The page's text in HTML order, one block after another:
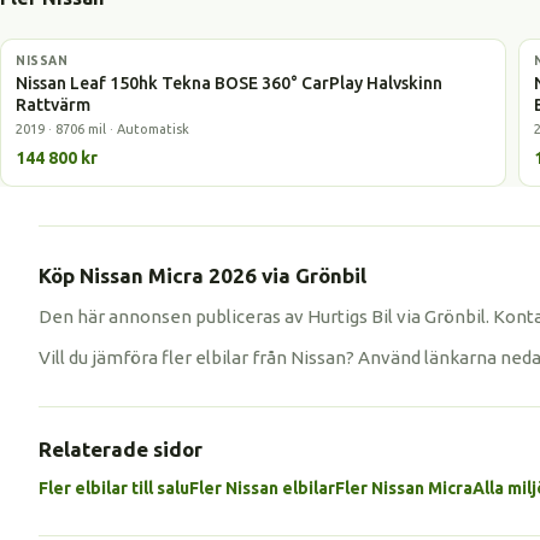
Elbil
NISSAN
Nissan Leaf 150hk Tekna BOSE 360° CarPlay Halvskinn
Rattvärm
2019 · 8706 mil · Automatisk
144 800 kr
Köp Nissan Micra 2026 via Grönbil
Den här annonsen publiceras av Hurtigs Bil via Grönbil.
Vill du jämföra fler elbilar från Nissan? Använd länkarna
Relaterade sidor
Fler elbilar till saluFler Nissan elbilarFler Nissan MicraAlla